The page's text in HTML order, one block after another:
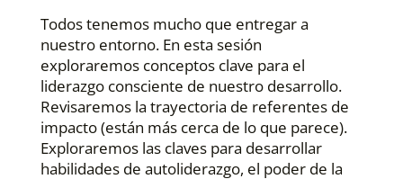
Todos tenemos mucho que entregar a
nuestro entorno. En esta sesión
exploraremos conceptos clave para el
liderazgo consciente de nuestro desarrollo.
Revisaremos la trayectoria de referentes de
impacto (están más cerca de lo que parece).
Exploraremos las claves para desarrollar
habilidades de autoliderazgo, el poder de la